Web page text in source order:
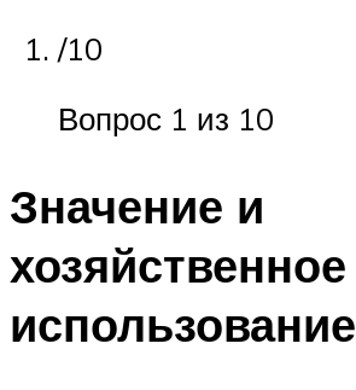
/10
Вопрос 1 из 10
Значение и
хозяйственное
использование